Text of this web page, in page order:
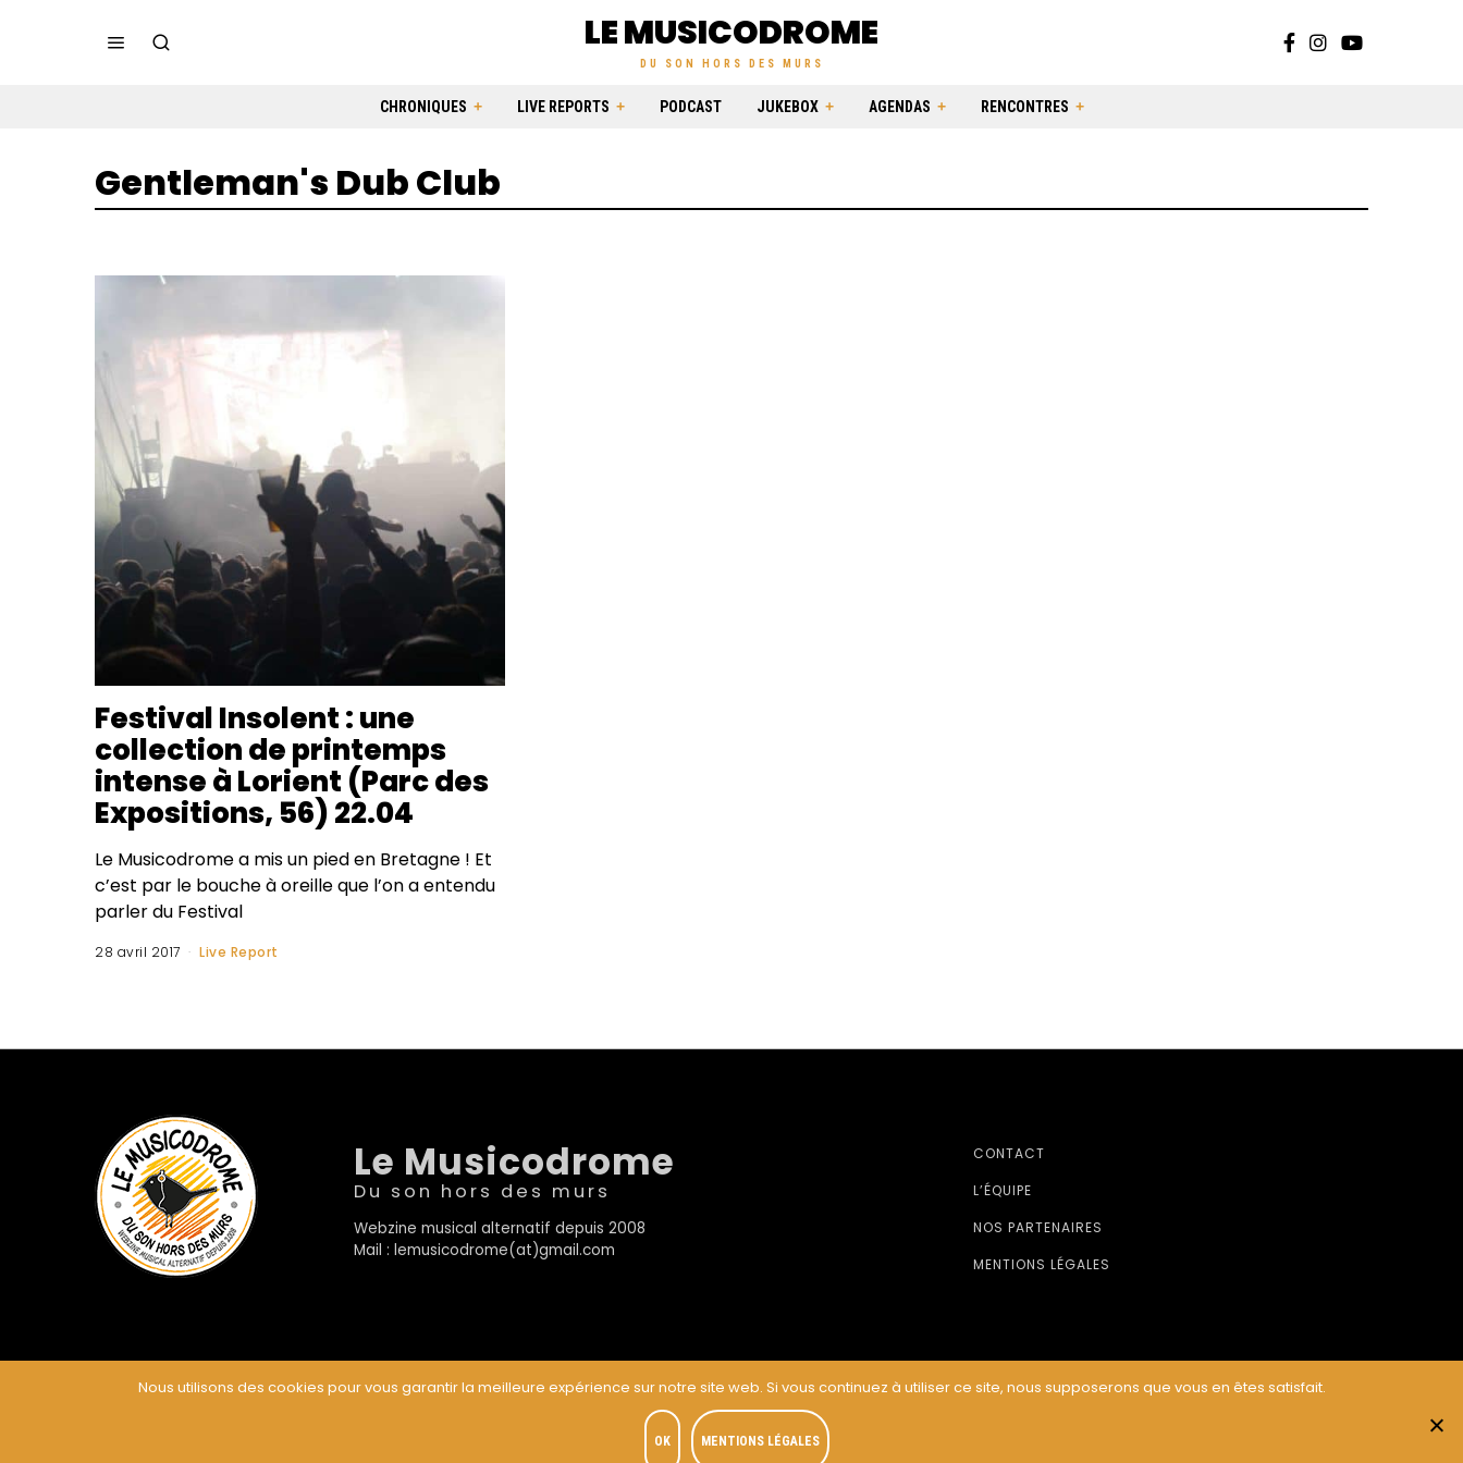
LE MUSICODROME
DU SON HORS DES MURS
CHRONIQUES LIVE REPORTS PODCAST JUKEBOX AGENDAS RENCONTRES
Gentleman's Dub Club
Festival Insolent : une
collection de printemps
intense à Lorient (Parc des
Expositions, 56) 22.04
Le Musicodrome a mis un pied en Bretagne ! Et
c’est par le bouche à oreille que l’on a entendu
parler du Festival
28 avril 2017 Live Report
Le Musicodrome
Du son hors des murs
Webzine musical alternatif depuis 2008
Mail : lemusicodrome(at)gmail.com
CONTACT
L’ÉQUIPE
NOS PARTENAIRES
MENTIONS LÉGALES
Nous utilisons des cookies pour vous garantir la meilleure expérience sur notre site web. Si vous continuez à utiliser ce site, nous supposerons que vous en êtes satisfait.
OK MENTIONS LÉGALES